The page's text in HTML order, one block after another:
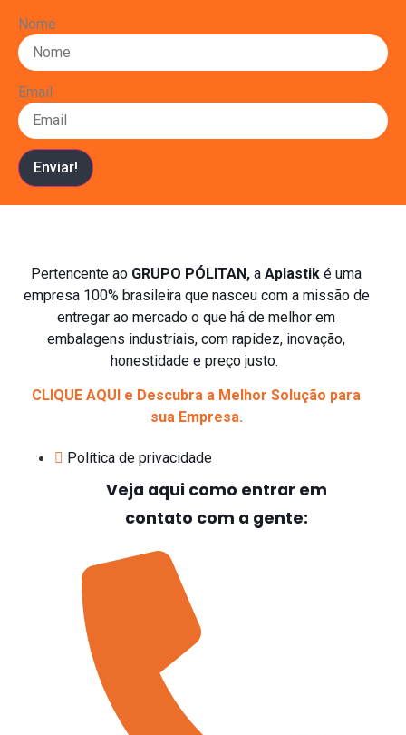
Nome
Email
Enviar!
Pertencente ao GRUPO PÓLITAN,a Aplastik é uma
empresa 100% brasileira que nasceu com a missão de
entregar ao mercado o que há de melhor em
embalagens industriais, com rapidez, inovação,
honestidade e preço justo.
CLIQUE AQUI e Descubra a Melhor Solução para
sua Empresa.
Política de privacidade
Veja aqui como entrar em
contato com a gente: